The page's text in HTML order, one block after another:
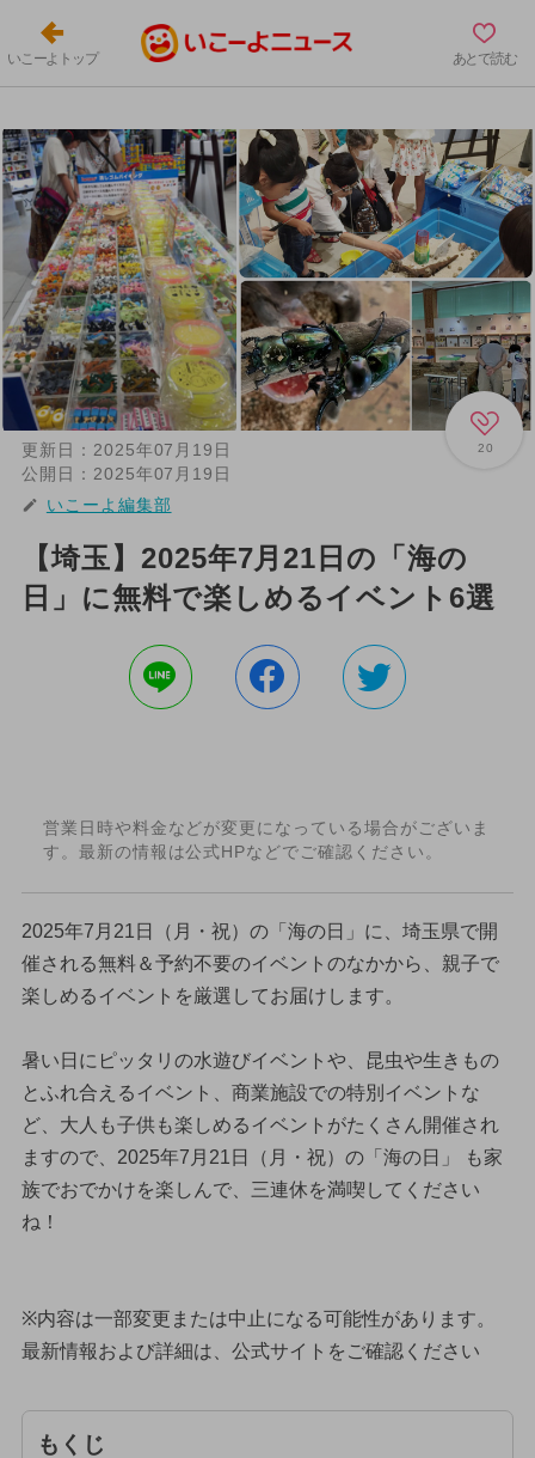
いこーよトップ あとで読む
20
更新日： 2025年07月19日
公開日： 2025年07月19日
いこーよ編集部
【埼玉】2025年7月21日の「海の
日」に無料で楽しめるイベント6選
営業日時や料金などが変更になっている場合がございま
す。最新の情報は公式HPなどでご確認ください。
2025年7月21日（月・祝）の「海の日」に、埼玉県で開
催される無料＆予約不要のイベントのなかから、親子で
楽しめるイベントを厳選してお届けします。
暑い日にピッタリの水遊びイベントや、昆虫や生きもの
とふれ合えるイベント、商業施設での特別イベントな
ど、大人も子供も楽しめるイベントがたくさん開催され
ますので、2025年7月21日（月・祝）の「海の日」 も家
族でおでかけを楽しんで、三連休を満喫してください
ね！
※内容は一部変更または中止になる可能性があります。
最新情報および詳細は、公式サイトをご確認ください
もくじ